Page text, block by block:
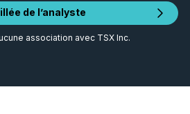
de l’analyste
association avec TSX Inc.